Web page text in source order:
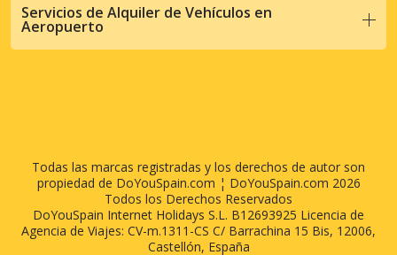
Servicios de Alquiler de Vehículos en
Aeropuerto
Todas las marcas registradas y los derechos de autor son
propiedad de DoYouSpain.com ¦ DoYouSpain.com 2026
Todos los Derechos Reservados
DoYouSpain Internet Holidays S.L. B12693925 Licencia de
Agencia de Viajes: CV-m.1311-CS C/ Barrachina 15 Bis, 12006,
Castellón, España